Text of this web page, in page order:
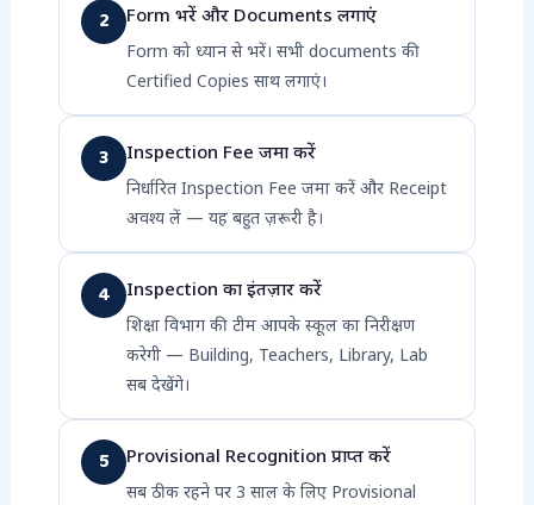
2 Form भरें और Documents लगाएं
Form को ध्यान से भरें। सभी documents की
Certified Copies साथ लगाएं।
3 Inspection Fee जमा करें
निर्धारित Inspection Fee जमा करें और Receipt
अवश्य लें — यह बहुत ज़रूरी है।
4 Inspection का इंतज़ार करें
शिक्षा विभाग की टीम आपके स्कूल का निरीक्षण
करेगी — Building, Teachers, Library, Lab
सब देखेंगे।
5 Provisional Recognition प्राप्त करें
सब ठीक रहने पर 3 साल के लिए Provisional